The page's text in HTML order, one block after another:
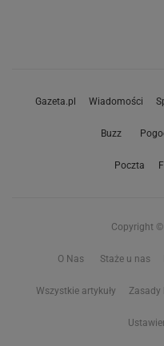
Gazeta.pl Wiadomości
Buzz
Poczta
Copyright ©
O Nas Staże u nas
Wszystkie artykuły Zasady